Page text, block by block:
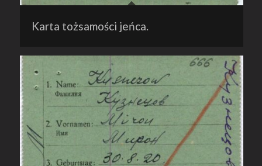
Karta tożsamości jeńca.